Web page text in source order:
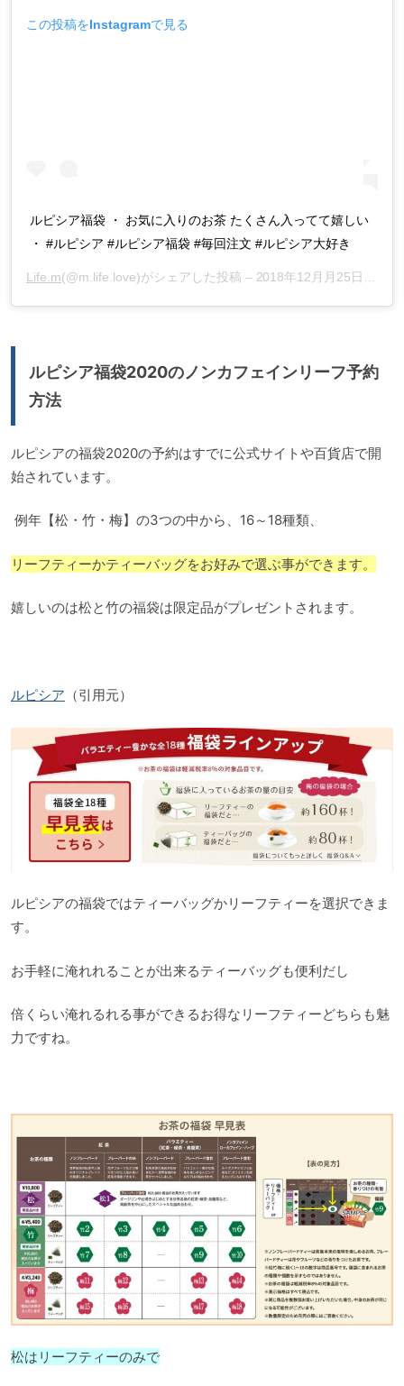
この投稿をInstagramで見る
ルピシア福袋 ・ お気に入りのお茶 たくさん入ってて嬉しい
・ #ルピシア #ルピシア福袋 #毎回注文 #ルピシア大好き
Life.m(@m.life.love)がシェアした投稿 – 2018年12月月25日午後7時14分PS
ルピシア福袋2020のノンカフェインリーフ予約
方法
ルピシアの福袋2020の予約はすでに公式サイトや百貨店で開
始されています。
例年【松・竹・梅】の3つの中から、16～18種類、
リーフティーかティーバッグをお好みで選ぶ事ができます。
嬉しいのは松と竹の福袋は限定品がプレゼントされます。
ルピシア （引用元）
ルピシアの福袋ではティーバッグかリーフティーを選択できま
す。
お手軽に淹れれることが出来るティーバッグも便利だし
倍くらい淹れるれる事ができるお得なリーフティーどちらも魅
力ですね。
松はリーフティーのみで